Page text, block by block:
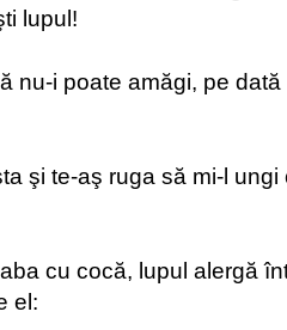
lupul!
nu-i poate amăgi, pe dată
şi te-aş ruga să mi-l ungi
cu cocă, lupul alergă
el: